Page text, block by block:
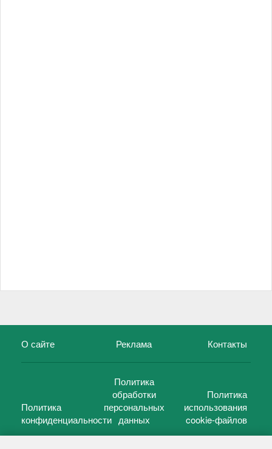
О сайте Реклама Контакты
Политика
конфиденциальности
Политика
обработки
персональных
данных
Политика
использования
cookie-файлов